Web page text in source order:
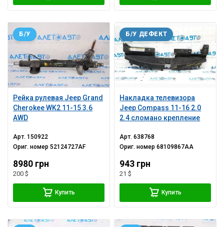
Рейка рулевая Jeep Grand
Cherokee WK2 11-15 3.6
AWD
Б/У
Арт.150922
Ориг. номер52124727AF
8980 грн
200 $
Купить
Накладка телевизора
Jeep Compass 11-16 2.0
2.4 сломано крепление
Б/У ДЕФЕКТ
Арт.638768
Ориг. номер68109867AA
943 грн
21 $
Купить